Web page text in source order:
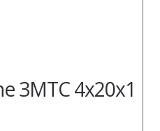
3MTC 4x20x1